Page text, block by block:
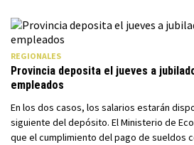
REGIONALES
Provincia deposita el jueves a
empleados
En los dos casos, los salarios estarán
siguiente del depósito. El Ministerio de
que el cumplimiento del pago de sueldos